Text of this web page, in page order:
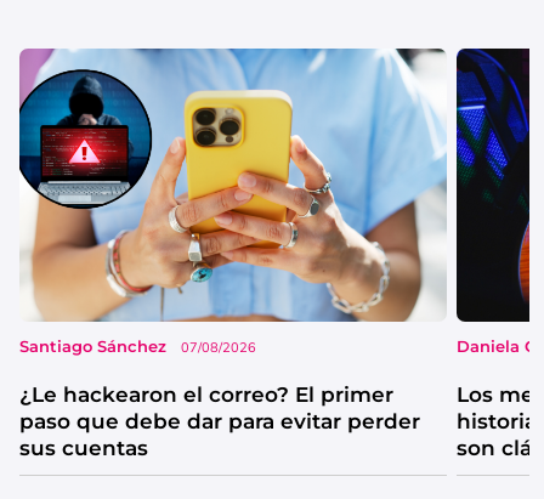
Santiago Sánchez 07/08/2026
¿Le hackearon el correo? El primer
paso que debe dar para evitar perder
sus cuentas
Daniela
Los
historia
son